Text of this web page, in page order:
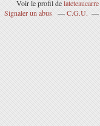
Voir le profil delateteaucarre
Signaler un abus
C.G.U.